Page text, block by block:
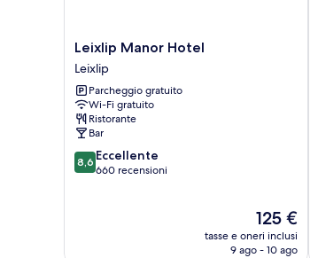
Leixlip
Manor
Hotel
Leixlip
Leixlip Manor Hotel
Leixlip
Parcheggio gratuito
Wi-Fi gratuito
Ristorante
Bar
8.6
su
8,6 Eccellente
660 recensioni
Il
prezzo
attuale
125 €
tasse e oneri inclusi
9 ago - 10 ago